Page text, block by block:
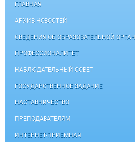
ГЛАВНАЯ
АРХИВ НОВОСТЕЙ
СВЕДЕНИЯ ОБ ОБРАЗОВАТЕЛЬНОЙ
ПРОФЕССИОНАЛИТЕТ
НАБЛЮДАТЕЛЬНЫЙ СОВЕТ
ГОСУДАРСТВЕННОЕ ЗАДАНИЕ
НАСТАВНИЧЕСТВО
ПРЕПОДАВАТЕЛЯМ
ИНТЕРНЕТ-ПРИЕМНАЯ